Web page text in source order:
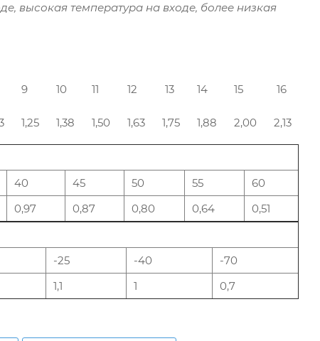
высокая температура на входе, более низкая
9 10 11 12 13 14 15
16
1,25 1,38 1,50 1,63 1,75 1,88 2,00 2,13
40 45 50 55
60
0,97 0,87 0,80 0,64
0,51
-25 -40
-70
1,1 1 0,7